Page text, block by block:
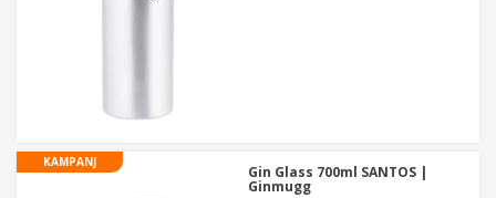
KAMPANJ
Gin Glass 700ml SANTOS |
Ginmugg